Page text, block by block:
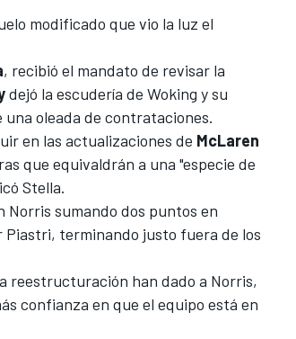
modificado que vio la luz el
, recibió el mandato de revisar la
dejó la escudería de Woking y su
oleada de contrataciones.
en las actualizaciones de McLaren
que equivaldrán a una "especie de
Stella.
Norris sumando dos puntos en
Piastri, terminando justo fuera de los
reestructuración han dado a Norris,
confianza en que el equipo está en